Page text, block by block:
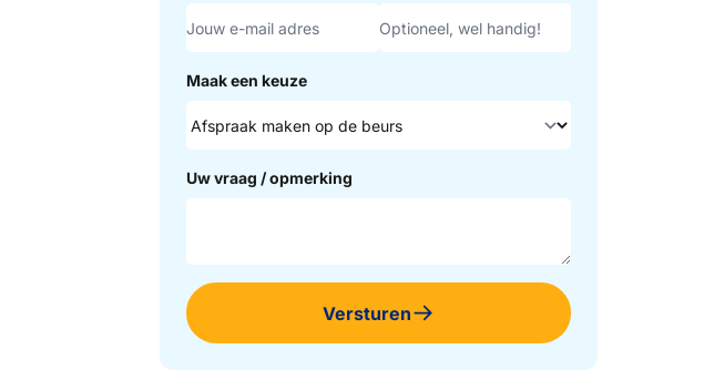
Maak een keuze
Uw vraag / opmerking
Versturen